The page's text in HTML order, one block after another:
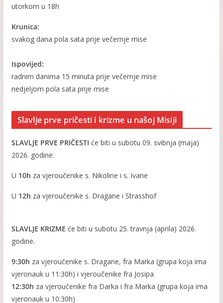
utorkom u 18h
Krunica:
svakog dana pola sata prije večernje mise
Ispovijed:
radnim danima 15 minuta prije večernje mise
nedjeljom pola sata prije mise
Slavlje prve pričesti i krizme u našoj Misiji
SLAVLJE PRVE PRIČESTI će biti u subotu 09. svibnja (maja)
2026. godine.
U 10h za vjeroučenike s. Nikoline i s. Ivane
U 12h za vjeroučenike s. Dragane i Strasshof
SLAVLJE KRIZME će biti u subotu 25. travnja (aprila) 2026.
godine.
9:30h za vjeroučenike s. Dragane, fra Marka (grupa koja ima
vjeronauk u 11:30h) i vjeroučenike fra Josipa
12:30h za vjeroučenike fra Darka i fra Marka (grupa koja ima
vjeronauk u 10:30h)